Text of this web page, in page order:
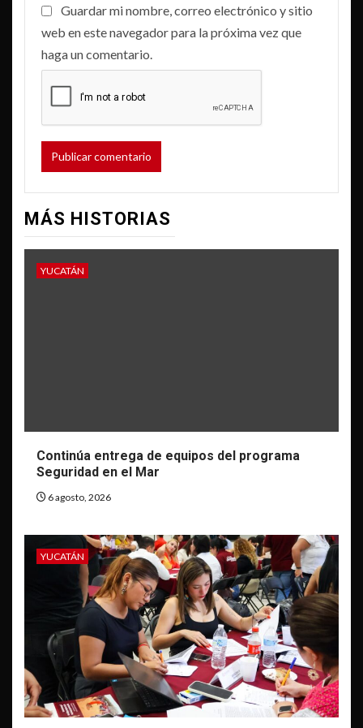
Guardar mi nombre, correo electrónico y sitio
web en este navegador para la próxima vez que
haga un comentario.
MÁS HISTORIAS
YUCATÁN
Continúa entrega de equipos del programa
Seguridad en el Mar
6 agosto, 2026
YUCATÁN